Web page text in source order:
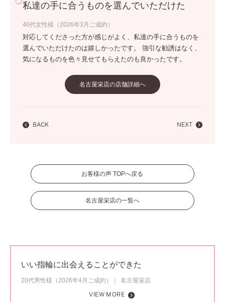
私達の手に合うものを選んでいただけた
40代女性様（2026年3月ご成約）
対応してくださった方が感じがよく、私達の手に合うものを
選んでいただけたのは嬉しかったです。 強引な勧誘はなく、
気になるものを色々見せてもらえたのも良かったです。
名古屋栄店の店舗詳細へ
BACK NEXT
お客様の声 TOPへ戻る
名古屋栄店の一覧へ
いい指輪に出会えることができた
20代男性様（2026年4月ご成約）
名古屋栄店
VIEW MORE